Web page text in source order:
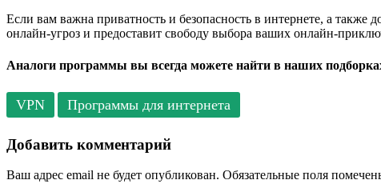
Если вам важна приватность и безопасность в интернете, а
онлайн-угроз и предоставит свободу выбора ваших онлайн-
Аналоги программы вы всегда можете найти в наших
VPN Программы для интернета
Добавить комментарий
Ваш адрес email не будет опубликован. Обязательные поля